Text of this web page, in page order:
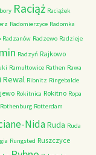
Raciąż Raciążek
Radomierzyce Radomka
Radzanów Radzewo Radzieje
Radzyń Rajkowo
Ramułtowice Rathen Rawa
Rewal Ribnitz Ringebalde
Rokitnica Rokitno Ropa
Rothenburg Rotterdam
NidaRuda Ruda
Rungsted Ruszczyce